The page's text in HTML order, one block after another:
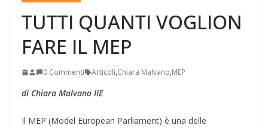
TUTTI QUANTI VOGLION
FARE IL MEP
0 Commenti Articoli,Chiara Malvano,MEP
di Chiara Malvano IIE
Il MEP (Model European Parliament) è una delle